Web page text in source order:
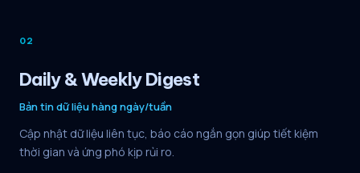
02
Daily & Weekly Digest
Bản tin dữ liệu hàng ngày/tuần
Cập nhật dữ liệu liên tục, báo cáo ngắn gọn giúp tiết kiệm
thời gian và ứng phó kịp rủi ro.